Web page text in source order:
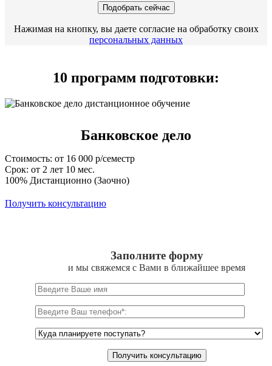
Нажимая на кнопку, вы даете согласие на обработку своих
персональных данных
10 программ подготовки:
Банковское дело
Стоимость: от 16 000 р/семестр
Срок: от 2 лет 10 мес.
100% Дистанционно (Заочно)
Получить консультацию
Заполните форму
и мы свяжемся с Вами в ближайшее время